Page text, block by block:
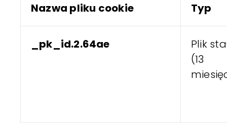
Nazwa pliku cookie Typ
_pk_id.2.64ae
Plik
(13